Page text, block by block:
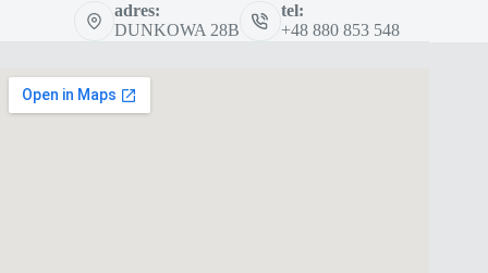
adres:
DUNKOWA 28B
tel:
+48 880 853 548